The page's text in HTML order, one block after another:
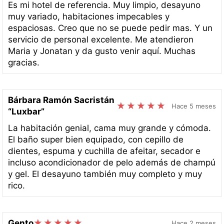
Es mi hotel de referencia. Muy limpio, desayuno
muy variado, habitaciones impecables y
espaciosas. Creo que no se puede pedir mas. Y un
servicio de personal excelente. Me atendieron
Maria y Jonatan y da gusto venir aquí. Muchas
gracias.
Bárbara Ramón Sacristán
“Luxbar”
Hace 5 meses
La habitación genial, cama muy grande y cómoda.
El baño super bien equipado, con cepillo de
dientes, espuma y cuchilla de afeitar, secador e
incluso acondicionador de pelo además de champú
y gel. El desayuno también muy completo y muy
rico.